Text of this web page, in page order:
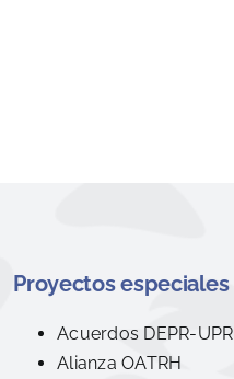
Proyectos especiales
Acuerdos DEPR-UPR
Alianza OATRH